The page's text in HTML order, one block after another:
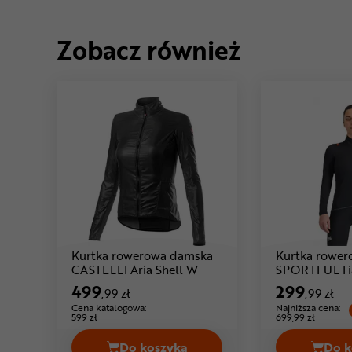
Zobacz również
Kurtka rowerowa damska
CASTELLI Aria Shell W
Cena: 499 ,99 zł
499,99 zł
Cena katalogowa:
599 zł
Do koszyka
Kurtka
SPORTFUL
299,99 zł
Najniższa cena:
699,99 zł
Do